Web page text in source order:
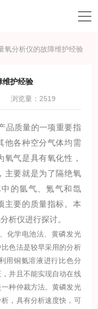
氧分析仪的故障维护经验
维护经验
浏览量：2519
质量的一项重要指
他各种空分气体均需
气是具有氧化性，
主要就是为了隔绝氧
的氩气、氪气和氙
主要的质量指标。本
析仪进行探讨。
化学电池法、黄磷发光
色法是较早采用的分析
用铜氨溶液进行比色分
并且不能实现自动在线
种仲裁方法。黄磷发光
，具有分析速度快，可